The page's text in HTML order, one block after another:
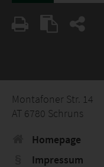
Montafoner Str. 14
AT 6780 Schruns
Homepage
Impressum